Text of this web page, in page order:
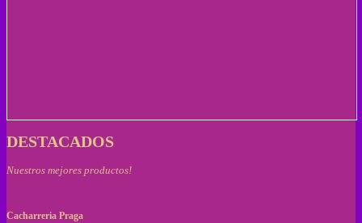
DESTACADOS
Nuestros mejores productos!
Cacharreria Praga